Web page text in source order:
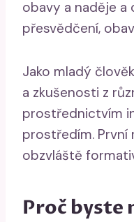
obavy a naděje a
přesvědčení,
Jako mladý
a zkušenosti z
prostřednictvím
prostředím. První
obzvláště
Proč byste